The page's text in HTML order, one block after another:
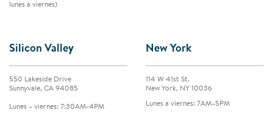
lunes a viernes)
Silicon Valley
550 Lakeside Drive
Sunnyvale, CA 94085
Lunes – viernes: 7:30AM-4PM
New York
114 W 41st St.
New York, NY 10036
Lunes a viernes: 7AM–5PM